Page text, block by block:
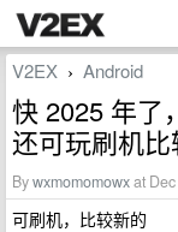
V2EX › Android
快 2025 年了
还可玩刷机比
Bywxmomomowxat
可刷机，比较新的